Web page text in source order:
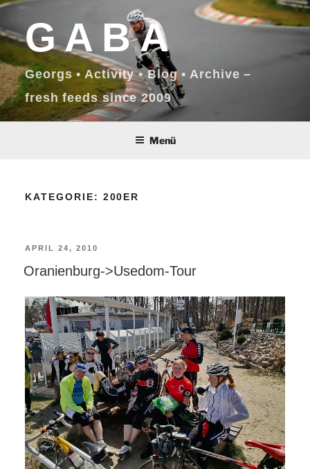
Zum
Inhalt
springenGABA
Georgs • Activity • Blog • Archive –
fresh feeds since 2009
Menü
KATEGORIE: 200ER
VERÖFFENTLICHT
AM
APRIL 24, 2010
Oranienburg->Usedom-Tour